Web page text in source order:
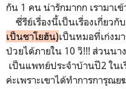
กัน 1 คน น่ารักมากก เรามาเ
ซี่รีย์เรื่องนี้เป็นเรื่องเกี่ยวกั
เป็นชาโยฮัน)เป็นหมอที่เก่งม
ป่วยได้ภายใน 10 วิ!!! ส่วนนา
เป็นแพทย์ประจำบ้านปี2 ในเ
ค่ะเพราะเขาได้ทำการการุณ